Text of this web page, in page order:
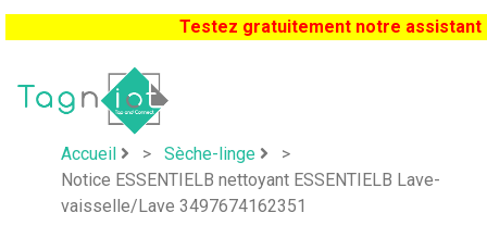
Testez gratuitement notre assistant
Accueil > Sèche-linge
>
Notice ESSENTIELB nettoyant ESSENTIELB Lave-
vaisselle/Lave 3497674162351